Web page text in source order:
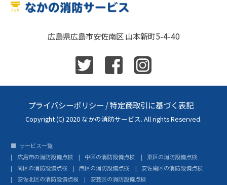
広島県広島市安佐南区 山本新町5-4-40
プライバシーポリシー /特定商取引に基づく表記
Copyright (C) 2020 なかの消防サービス. All rights Reserved.
サービス一覧
広島市の消防設備点検
中区の消防設備点検
東区の消防設備点検
南区の消防設備点検
西区の消防設備点検
安佐南区の消防設備点検
安佐北区の消防設備点検
安芸区の消防設備点検